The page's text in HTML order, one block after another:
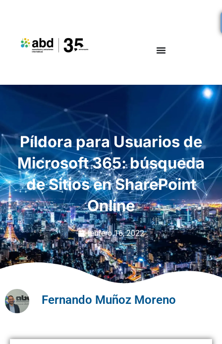
Píldora para Usuarios de
Microsoft 365: búsqueda
de Sitios en SharePoint
Online
febrero 16, 2022
Fernando Muñoz Moreno